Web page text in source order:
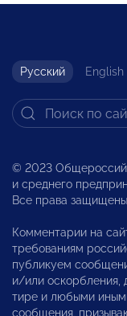
Русский English
© 2023
и среднего
Все права
Комментарии на
требованиям
публикуем
и/или оскорбления,
тире и любыми
сообщения,